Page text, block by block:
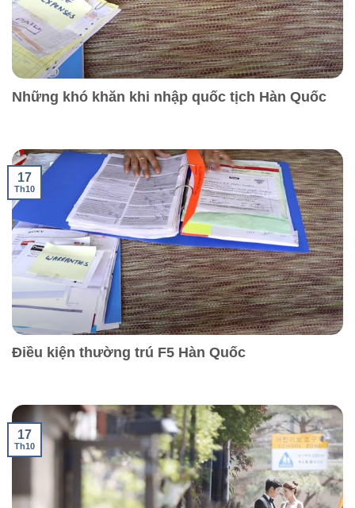
Những khó khăn khi nhập quốc tịch Hàn Quốc
Điều kiện thường trú F5 Hàn Quốc
17
Th10
17
Th10